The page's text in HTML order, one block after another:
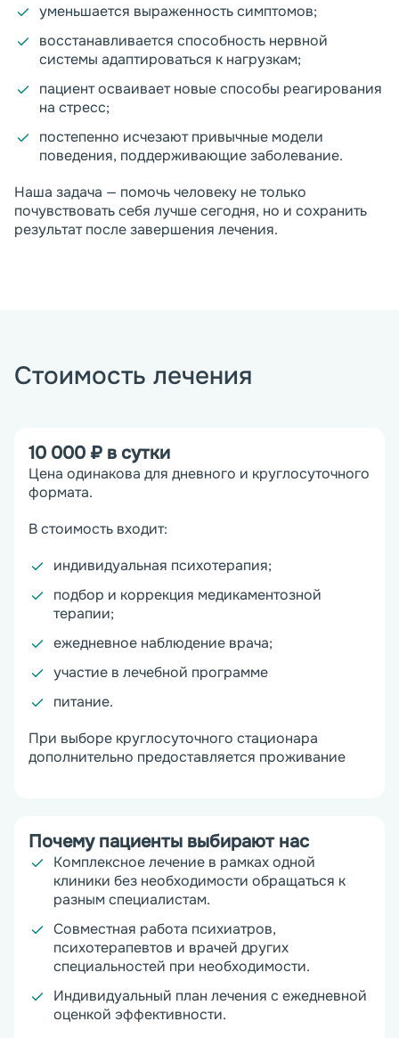
уменьшается выраженность симптомов;
восстанавливается способность нервной
системы адаптироваться к нагрузкам;
пациент осваивает новые способы реагирования
на стресс;
постепенно исчезают привычные модели
поведения, поддерживающие заболевание.
Наша задача — помочь человеку не только
почувствовать себя лучше сегодня, но и сохранить
результат после завершения лечения.
Стоимость лечения
10 000 ₽ в сутки
Цена одинакова для дневного и круглосуточного
формата.
В стоимость входит:
индивидуальная психотерапия;
подбор и коррекция медикаментозной
терапии;
ежедневное наблюдение врача;
участие в лечебной программе
питание.
При выборе круглосуточного стационара
дополнительно предоставляется проживание
Почему пациенты выбирают нас
Комплексное лечение в рамках одной
клиники без необходимости обращаться к
разным специалистам.
Совместная работа психиатров,
психотерапевтов и врачей других
специальностей при необходимости.
Индивидуальный план лечения с ежедневной
оценкой эффективности.